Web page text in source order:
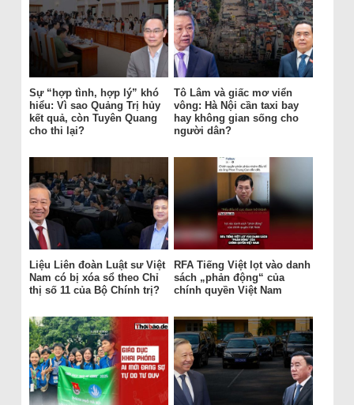
Sự “hợp tình, hợp lý” khó
hiểu: Vì sao Quảng Trị hủy
kết quả, còn Tuyên Quang
cho thi lại?
Tô Lâm và giấc mơ viển
vông: Hà Nội cần taxi bay
hay không gian sống cho
người dân?
Liệu Liên đoàn Luật sư Việt
Nam có bị xóa sổ theo Chỉ
thị số 11 của Bộ Chính trị?
RFA Tiếng Việt lọt vào danh
sách „phản động“ của
chính quyền Việt Nam